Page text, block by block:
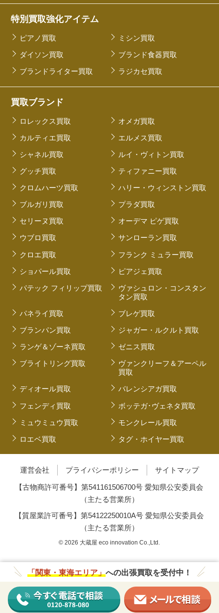
特別買取強化アイテム
ピアノ買取 ミシン買取
ダイソン買取 ブランド食器買取
ブランドライター買取 ラジカセ買取
買取ブランド
ロレックス買取 オメガ買取
カルティエ買取 エルメス買取
シャネル買取 ルイ・ヴィトン買取
グッチ買取 ティファニー買取
クロムハーツ買取 ハリー・ウィンストン買取
ブルガリ買取 プラダ買取
セリーヌ買取 オーデマ ピゲ買取
ウブロ買取 サンローラン買取
クロエ買取 フランク ミュラー買取
ショパール買取 ピアジェ買取
パテック フィリップ買取
ヴァシュロン・コンスタン
タン買取
パネライ買取 ブレゲ買取
ブランパン買取 ジャガー・ルクルト買取
ランゲ＆ゾーネ買取 ゼニス買取
ブライトリング買取
ヴァンクリーフ＆アーペル
買取
ディオール買取 バレンシアガ買取
フェンディ買取 ボッテガ･ヴェネタ買取
ミュウミュウ買取 モンクレール買取
ロエベ買取 タグ・ホイヤー買取
運営会社 プライバシーポリシー サイトマップ
【古物商許可番号】第541161506700号 愛知県公安委員会
（主たる営業所）
【質屋業許可番号】第54122250010A号 愛知県公安委員会
（主たる営業所）
© 2026 大蔵屋 eco innovation Co.,Ltd.
「関東・東海エリア」 への出張買取を受付中！